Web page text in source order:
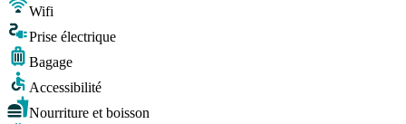
Wifi
Prise électrique
Bagage
Accessibilité
Nourriture et boisson